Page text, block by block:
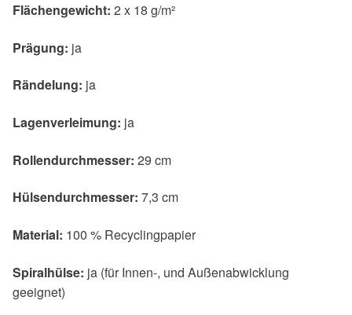
Flächengewicht: 2 x 18 g/m²
Prägung: ja
Rändelung: ja
Lagenverleimung: ja
Rollendurchmesser: 29 cm
Hülsendurchmesser: 7,3 cm
Material: 100 % Recyclingpapier
Spiralhülse: ja (für Innen-, und Außenabwicklung
geeignet)